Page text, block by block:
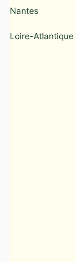
Nantes
Loire-Atlantique